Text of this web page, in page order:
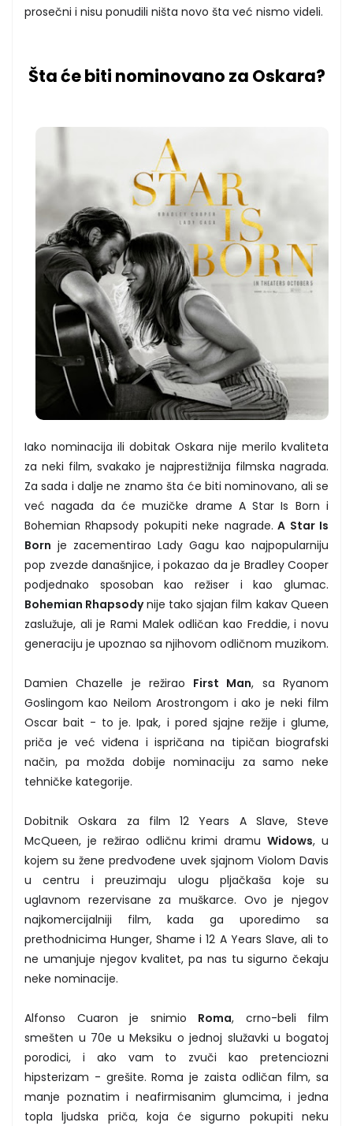
prosečni i nisu ponudili ništa novo šta već nismo videli.
Šta će biti nominovano za Oskara?
Iako nominacija ili dobitak Oskara nije merilo kvaliteta
za neki film, svakako je najprestižnija filmska nagrada.
Za sada i dalje ne znamo šta će biti nominovano, ali se
već nagađa da će muzičke drame A Star Is Born i
Bohemian Rhapsody pokupiti neke nagrade. A Star Is
Born je zacementirao Lady Gagu kao najpopularniju
pop zvezde današnjice, i pokazao da je Bradley Cooper
podjednako sposoban kao režiser i kao glumac.
Bohemian Rhapsodynije tako sjajan film kakav Queen
zaslužuje, ali je Rami Malek odličan kao Freddie, i novu
generaciju je upoznao sa njihovom odličnom muzikom.
Damien Chazelle je režirao First Man, sa Ryanom
Goslingom kao Neilom Arostrongom i ako je neki film
Oscar bait - to je. Ipak, i pored sjajne režije i glume,
priča je već viđena i ispričana na tipičan biografski
način, pa možda dobije nominaciju za samo neke
tehničke kategorije.
Dobitnik Oskara za film 12 Years A Slave, Steve
McQueen, je režirao odličnu krimi dramuWidows, u
kojem su žene predvođene uvek sjajnom Violom Davis
u centru i preuzimaju ulogu pljačkaša koje su
uglavnom rezervisane za muškarce. Ovo je njegov
najkomercijalniji film, kada ga uporedimo sa
prethodnicima Hunger, Shame i 12 A Years Slave, ali to
ne umanjuje njegov kvalitet, pa nas tu sigurno čekaju
neke nominacije.
Alfonso Cuaron je snimio Roma, crno-beli film
smešten u 70e u Meksiku o jednoj služavki u bogatoj
porodici, i ako vam to zvuči kao pretenciozni
hipsterizam - grešite. Roma je zaista odličan film, sa
manje poznatim i neafirmisanim glumcima, i jedna
topla ljudska priča, koja će sigurno pokupiti neku